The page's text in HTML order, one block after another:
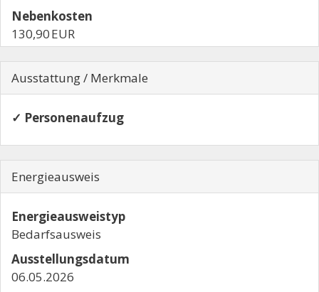
Nebenkosten
130,90 EUR
Ausstattung / Merkmale
✓ Personenaufzug
Energieausweis
Energieausweistyp
Bedarfs­ausweis
Ausstellungsdatum
06.05.2026